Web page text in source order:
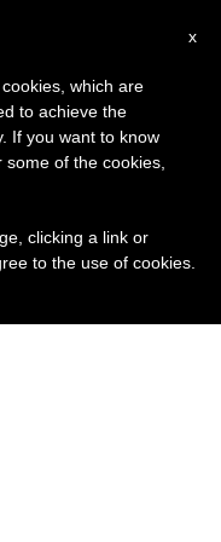
مجمع عقيدة
x
which are
to achieve the
If you want to know
of the cookies,
clicking a link or
to the use of cookies.